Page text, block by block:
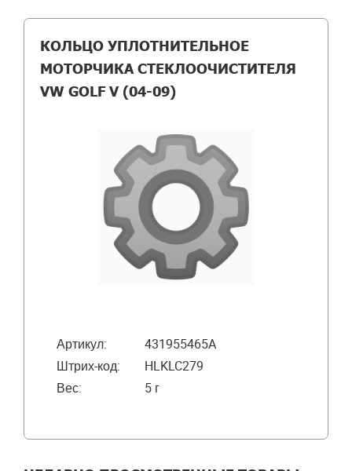
КОЛЬЦО УПЛОТНИТЕЛЬНОЕ
МОТОРЧИКА СТЕКЛООЧИСТИТЕЛЯ
VW GOLF V (04-09)
Артикул:
431955465A
Штрих-код:
HLKLC279
Вес:
5 г